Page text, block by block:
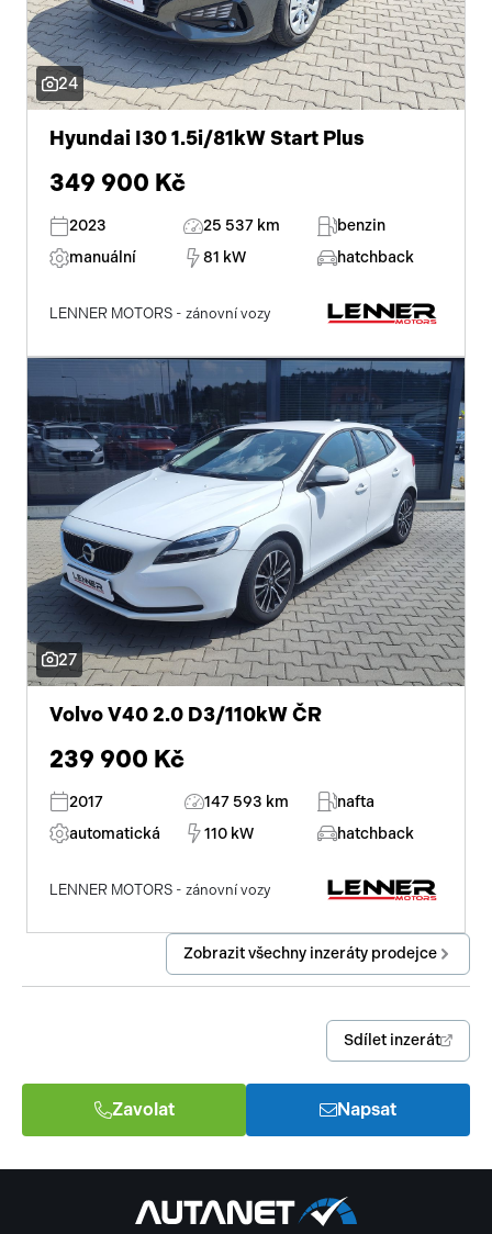
24
Hyundai I30 1.5i/81kW Start Plus
349 900 Kč
2023 25 537 km
benzin
manuální
81 kW hatchback
LENNER MOTORS - zánovní vozy
27
Volvo V40 2.0 D3/110kW ČR
239 900 Kč
2017 147 593 km
nafta
automatická
110 kW hatchback
LENNER MOTORS - zánovní vozy
Zobrazit všechny inzeráty prodejce
Sdílet inzerát
Zavolat Napsat